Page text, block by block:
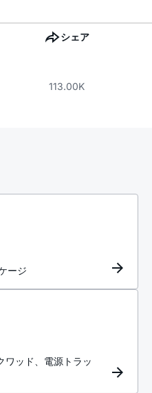
シェア
113.00K
ージ
ワッド、電源トラッ